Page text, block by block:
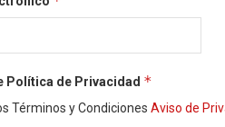
Política de Privacidad *
Términos y Condiciones Aviso de